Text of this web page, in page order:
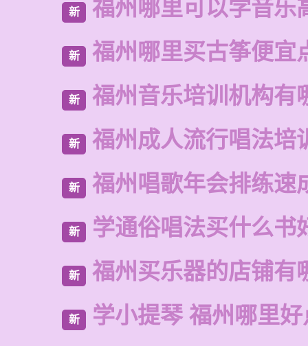
新 福州哪里可以学音乐
新 福州哪里买古筝便宜
新 福州音乐培训机构有
新 福州成人流行唱法培
新 福州唱歌年会排练速
新 学通俗唱法买什么书
新 福州买乐器的店铺有
新 学小提琴 福州哪里好